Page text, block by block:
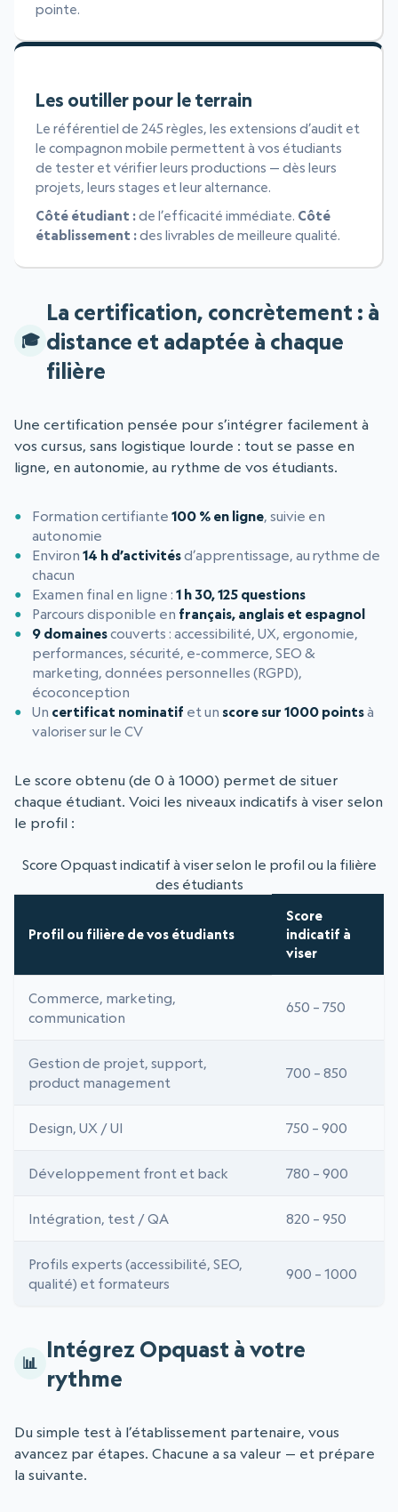
pointe.
Les outiller pour le terrain
Le référentiel de 245 règles, les extensions d’audit et
le compagnon mobile permettent à vos étudiants
de tester et vérifier leurs productions — dès leurs
projets, leurs stages et leur alternance.
Côté étudiant :de l’efficacité immédiate. Côté
établissement :des livrables de meilleure qualité.
La certification, concrètement : à
distance et adaptée à chaque
filière
Une certification pensée pour s’intégrer facilement à
vos cursus, sans logistique lourde : tout se passe en
ligne, en autonomie, au rythme de vos étudiants.
Formation certifiante 100 % en ligne, suivie en
autonomie
Environ 14 h d’activitésd’apprentissage, au rythme de
chacun
Examen final en ligne : 1 h 30, 125 questions
Parcours disponible en français, anglais et espagnol
9 domainescouverts : accessibilité, UX, ergonomie,
performances, sécurité, e-commerce, SEO &
marketing, données personnelles (RGPD),
écoconception
Un certificat nominatif et un score sur 1000 pointsà
valoriser sur le CV
Le score obtenu (de 0 à 1000) permet de situer
chaque étudiant. Voici les niveaux indicatifs à viser selon
le profil :
Score Opquast indicatif à viser selon le profil ou la filière
des étudiants
Profil ou filière de vos étudiants
Score
indicatif à
viser
Commerce, marketing,
communication
650 – 750
Gestion de projet, support,
product management
700 – 850
Design, UX / UI 750 – 900
Développement front et back 780 – 900
Intégration, test / QA 820 – 950
Profils experts (accessibilité, SEO,
qualité) et formateurs
900 – 1000
Intégrez Opquast à votre
rythme
Du simple test à l’établissement partenaire, vous
avancez par étapes. Chacune a sa valeur — et prépare
la suivante.